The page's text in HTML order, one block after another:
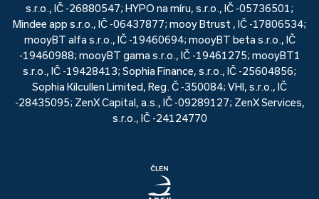
s.r.o., IČ -26880547; HYPO na míru, s.r.o., IČ -05736501;
Mindee app s.r.o., IČ -06437877; mooy Btrust , IČ -17806534;
mooyBT alfa s.r.o., IČ -19460694; mooyBT beta s.r.o., IČ
-19460988; mooyBT gama s.r.o., IČ -19461275; mooyBT1
s.r.o., IČ -19428413; Sophia Finance, s.r.o., IČ -25604856;
Sophia Kilcullen Limited, Reg. Č -350084; VHI, s.r.o., IČ
-28435095; ZenX Capital, a.s., IČ -09289127; ZenX Services,
s.r.o., IČ -24124770